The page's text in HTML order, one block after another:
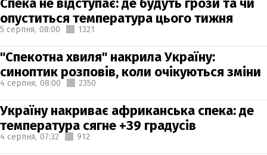
опуститься температура цього тижня
5 серпня, 08:00 1321
"Спекотна хвиля" накрила Україну:
синоптик розповів, коли очікуються зміни
4 серпня, 08:00 2350
Україну накриває африканська спека: де
температура сягне +39 градусів
4 серпня, 07:32 912